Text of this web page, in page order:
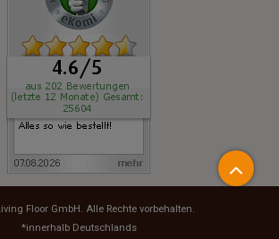
Floor GmbH . Alle Rechte vorbehalten.
*innerhalb Deutschlands